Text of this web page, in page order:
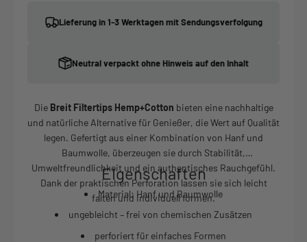
Lieferung in 1-3 Werktagen mit Sendungsverfolgung
Neutral verpackt ohne Hinweis auf den Inhalt
Die Breit Filtertips Hemp+Cotton bieten eine nachhaltige
und natürliche Alternative für Genießer, die Wert auf Qualität
legen. Gefertigt aus einer Kombination von Hanf und
Baumwolle, überzeugen sie durch Stabilität,
Umweltfreundlichkeit und ein authentisches Rauchgefühl.
Dank der praktischen Perforation lassen sie sich leicht
falten und individuell formen.
Eigenschaften
Material: Hanf und Baumwolle
ungebleicht – frei von chemischen Zusätzen
perforiert für einfaches Formen